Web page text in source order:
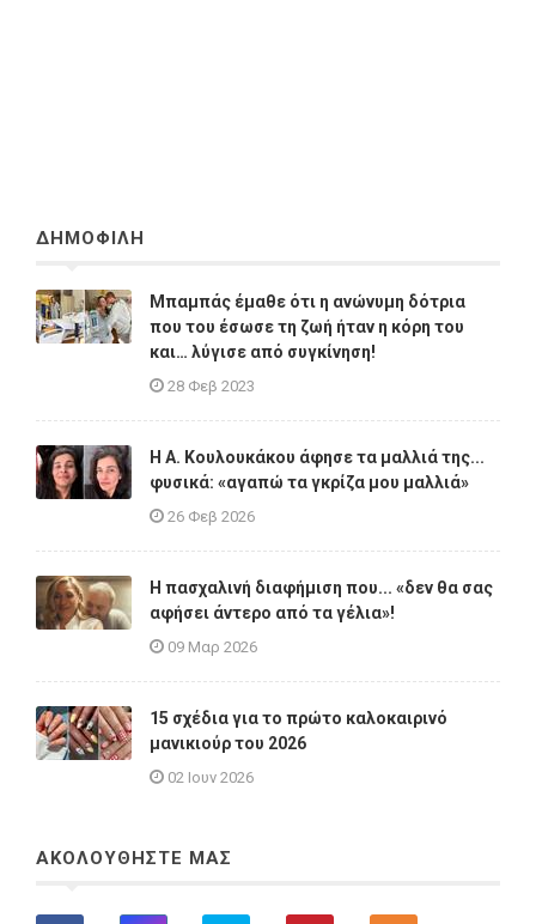
ΔΗΜΟΦΙΛΗ
Μπαμπάς έμαθε ότι η ανώνυμη δότρια
που του έσωσε τη ζωή ήταν η κόρη του
και… λύγισε από συγκίνηση!
28 Φεβ 2023
Η A. Κουλουκάκου άφησε τα μαλλιά της...
φυσικά: «αγαπώ τα γκρίζα μου μαλλιά»
26 Φεβ 2026
Η πασχαλινή διαφήμιση που... «δεν θα σας
αφήσει άντερο από τα γέλια»!
09 Μαρ 2026
15 σχέδια για το πρώτο καλοκαιρινό
μανικιούρ του 2026
02 Ιουν 2026
ΑΚΟΛΟΥΘΗΣΤΕ ΜΑΣ